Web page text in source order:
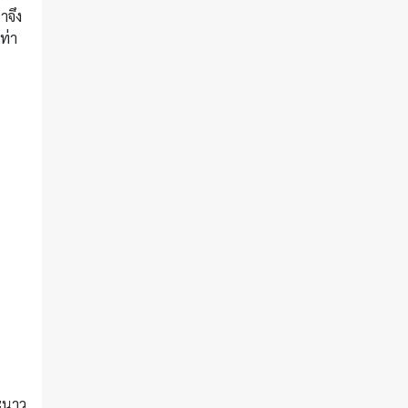
จึง
า